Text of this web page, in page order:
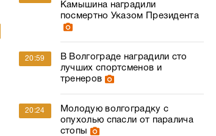
Камышина наградили
посмертно Указом Президента
20:59
В Волгограде наградили сто
лучших спортсменов и
тренеров
20:24
Молодую волгоградку с
опухолью спасли от паралича
стопы